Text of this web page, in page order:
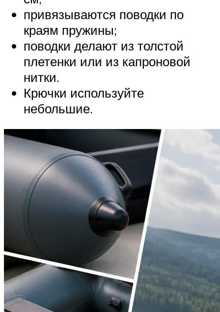
привязываются поводки по
краям пружины;
поводки делают из толстой
плетенки или из капроновой
нитки.
Крючки используйте
небольшие.